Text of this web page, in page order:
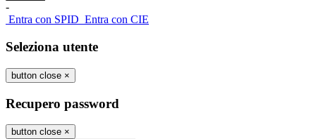
-
Entra con SPID Entra con CIE
Seleziona utente
button close ×
Recupero password
button close ×